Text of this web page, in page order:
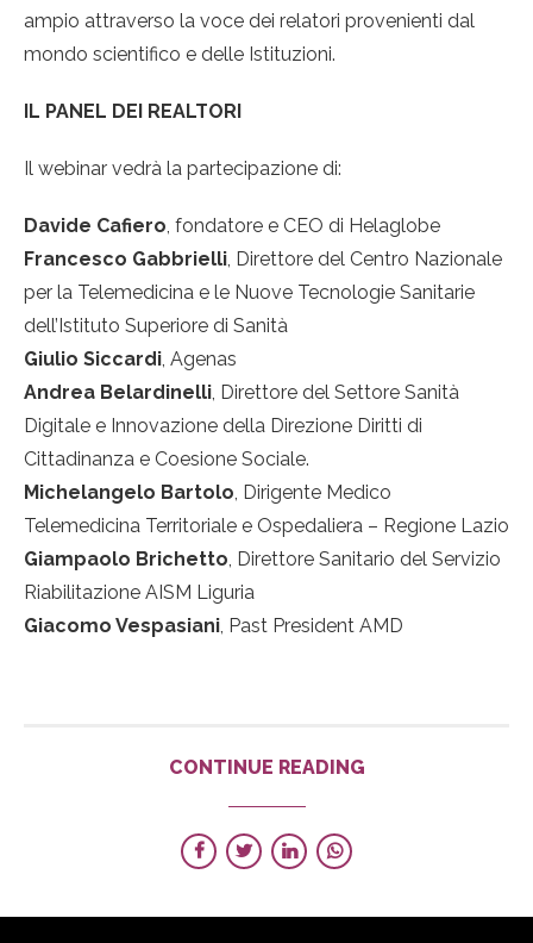
ampio attraverso la voce dei relatori provenienti dal
mondo scientifico e delle Istituzioni.
IL PANEL DEI REALTORI
Il webinar vedrà la partecipazione di:
Davide Cafiero, fondatore e CEO di Helaglobe
Francesco Gabbrielli, Direttore del Centro Nazionale
per la Telemedicina e le Nuove Tecnologie Sanitarie
dell’Istituto Superiore di Sanità
Giulio Siccardi, Agenas
Andrea Belardinelli, Direttore del Settore Sanità
Digitale e Innovazione della Direzione Diritti di
Cittadinanza e Coesione Sociale.
Michelangelo Bartolo, Dirigente Medico
Telemedicina Territoriale e Ospedaliera – Regione Lazio
Giampaolo Brichetto, Direttore Sanitario del Servizio
Riabilitazione AISM Liguria
Giacomo Vespasiani, Past President AMD
CONTINUE READING